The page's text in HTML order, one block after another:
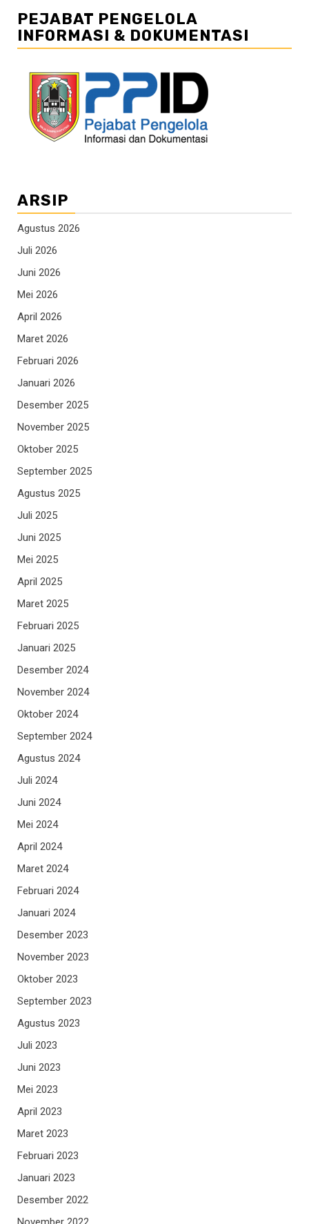
PEJABAT PENGELOLA
INFORMASI & DOKUMENTASI
ARSIP
Agustus 2026
Juli 2026
Juni 2026
Mei 2026
April 2026
Maret 2026
Februari 2026
Januari 2026
Desember 2025
November 2025
Oktober 2025
September 2025
Agustus 2025
Juli 2025
Juni 2025
Mei 2025
April 2025
Maret 2025
Februari 2025
Januari 2025
Desember 2024
November 2024
Oktober 2024
September 2024
Agustus 2024
Juli 2024
Juni 2024
Mei 2024
April 2024
Maret 2024
Februari 2024
Januari 2024
Desember 2023
November 2023
Oktober 2023
September 2023
Agustus 2023
Juli 2023
Juni 2023
Mei 2023
April 2023
Maret 2023
Februari 2023
Januari 2023
Desember 2022